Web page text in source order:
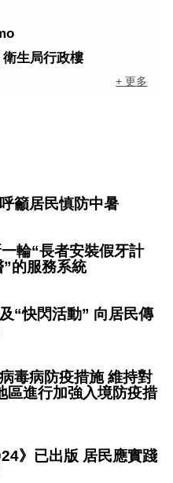
生局行政樓
+ 更多
籲居民慎防中暑
輪“長者安裝假牙計
的服務系統
“快閃活動” 向居民傳
毒病防疫措施 維持對
區進行加強入境防疫措
》已出版 居民應實踐